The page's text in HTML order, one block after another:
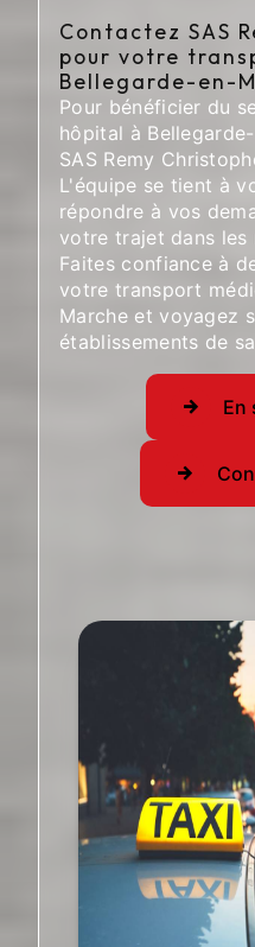
Contactez SAS
pour votre
Bellegarde-en-
Pour bénéficier du
hôpital à
SAS Remy
L'équipe se tient à
répondre à vos
votre trajet dans les
Faites confiance à
votre transport
Marche et voyagez
établissements de
En